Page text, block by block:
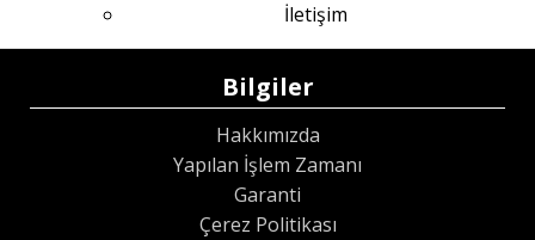
İletişim
Bilgiler
Hakkımızda
Yapılan İşlem Zamanı
Garanti
Çerez Politikası